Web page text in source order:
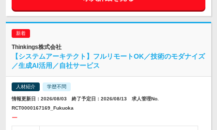
Thinkings株式会社
【システムアーキテクト】フルリモートOK／技術のモダナイズ
／生成AI活用／自社サービス
人材紹介 学歴不問
情報更新日：2026/08/03 終了予定日：2026/08/13 求人管理No.
RCT0000167169_Fukuoka
ー